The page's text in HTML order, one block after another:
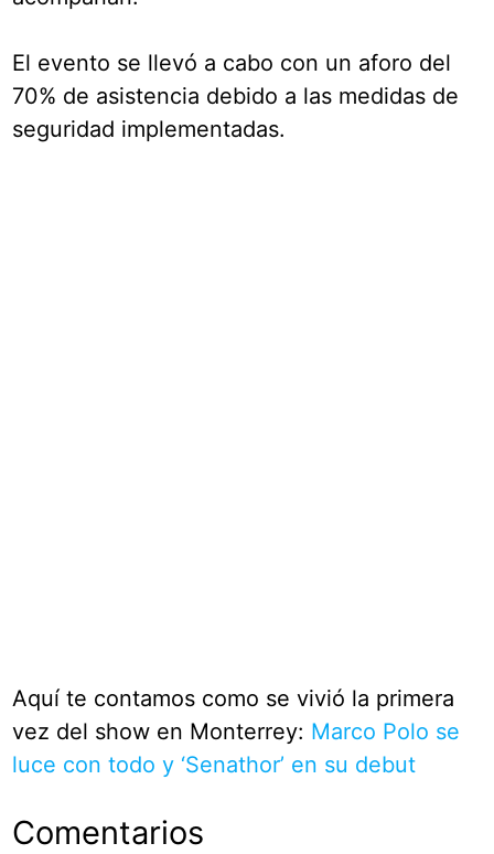
El evento se llevó a cabo con un aforo del
70% de asistencia debido a las medidas de
seguridad implementadas.
Aquí te contamos como se vivió la primera
vez del show en Monterrey: Marco Polo se
luce con todo y ‘Senathor’ en su debut
Comentarios